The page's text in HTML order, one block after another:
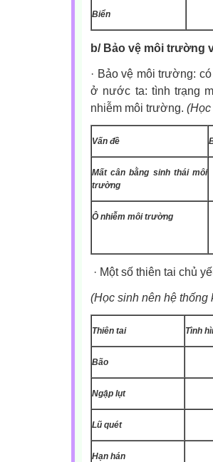
Biển
b/ Bảo vệ môi trường
· Bảo vệ môi trường:
ở nước ta: tình trạng
nhiễm môi trường.
Vấn đề
Mất cân bằng sinh thái môi
trường
Ô nhiễm môi trường
· Một số thiên tai chủ
(Học sinh nên hệ
Thiên tai Tình
Bão
Ngập lụt
Lũ quét
Hạn hán